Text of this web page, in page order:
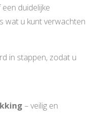
duidelijke
wat u kunt verwachten
in stappen, zodat u
– veilig en